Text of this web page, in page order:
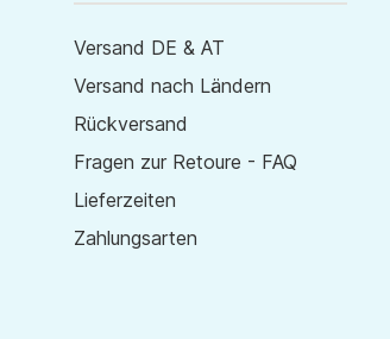
Versand DE & AT
Versand nach Ländern
Rückversand
Fragen zur Retoure - FAQ
Lieferzeiten
Zahlungsarten